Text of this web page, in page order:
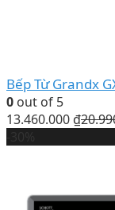
Bếp Từ Grandx
0 out of 5
13.460.000 ₫